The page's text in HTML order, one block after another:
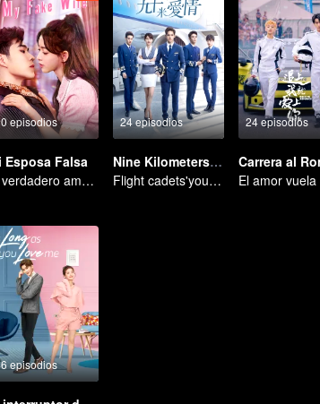
episodios
Esposa Falsa
El verdadero amor engendrado en el matrimonio sustituto
24 episodios
Nine Kilometers of Love
Flight cadets'youth dream-driven journey
24 episodios
episodios